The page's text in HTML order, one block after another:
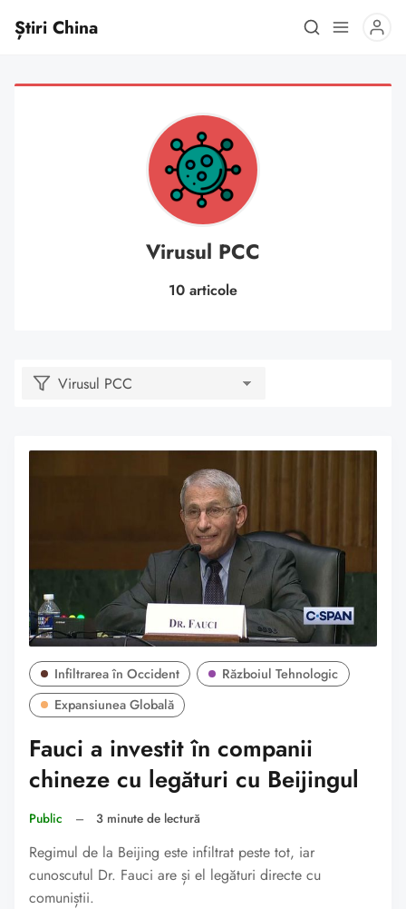
Știri China
Virusul PCC
10 articole
Infiltrarea în Occident
Războiul Tehnologic
Expansiunea Globală
Fauci a investit în companii
chineze cu legături cu Beijingul
Public – 3 minute de lectură
Regimul de la Beijing este infiltrat peste tot, iar
cunoscutul Dr. Fauci are și el legături directe cu
comuniștii.